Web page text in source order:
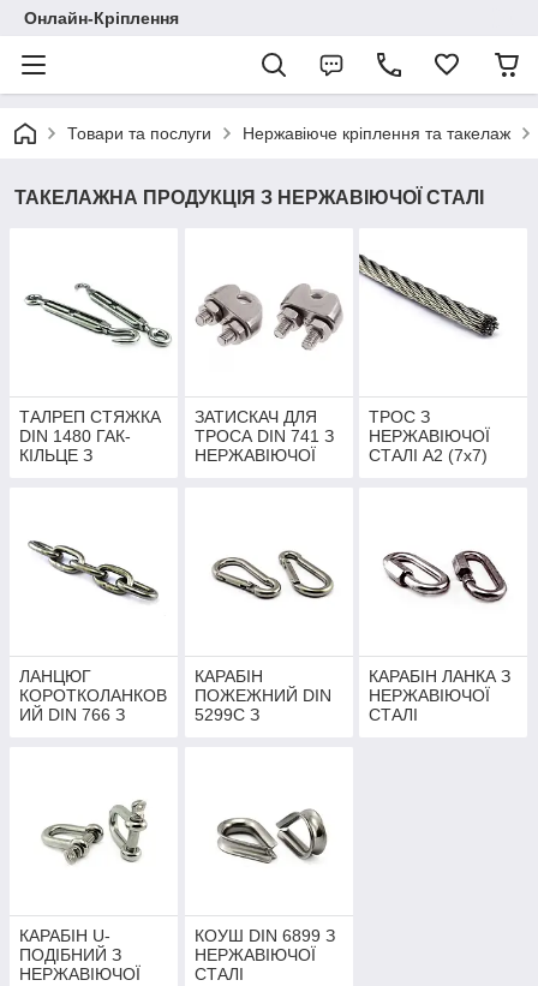
Онлайн-Кріплення
Товари та послуги Нержавіюче кріплення та такелаж
ТАКЕЛАЖНА ПРОДУКЦІЯ З НЕРЖАВІЮЧОЇ СТАЛІ
ТАЛРЕП СТЯЖКА
DIN 1480 ГАК-
КІЛЬЦЕ З
ЗАТИСКАЧ ДЛЯ
ТРОСА DIN 741 З
НЕРЖАВІЮЧОЇ
ТРОС З
НЕРЖАВІЮЧОЇ
СТАЛІ А2 (7x7)
ЛАНЦЮГ
КОРОТКОЛАНКОВ
ИЙ DIN 766 З
КАРАБІН
ПОЖЕЖНИЙ DIN
5299С З
КАРАБІН ЛАНКА З
НЕРЖАВІЮЧОЇ
СТАЛІ
КАРАБІН U-
ПОДІБНИЙ З
НЕРЖАВІЮЧОЇ
КОУШ DIN 6899 З
НЕРЖАВІЮЧОЇ
СТАЛІ